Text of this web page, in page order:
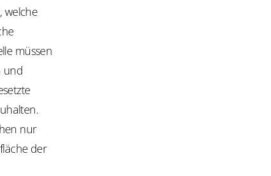
welche
müssen
und
nur
der